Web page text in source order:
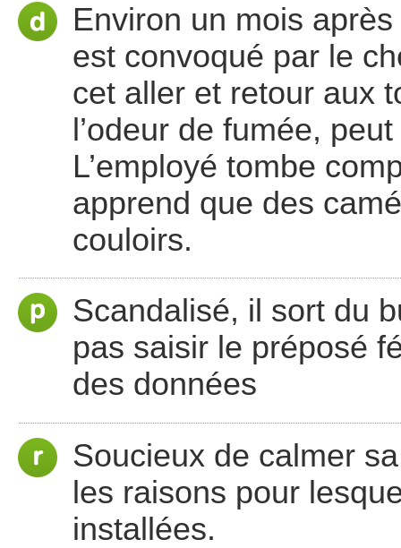
Environ un mois
est convoqué par le
cet aller et retour aux
l’odeur de fumée,
L’employé tombe
apprend que des
couloirs.
Scandalisé, il sort du
pas saisir le préposé
des données
Soucieux de calmer
les raisons pour
installées.